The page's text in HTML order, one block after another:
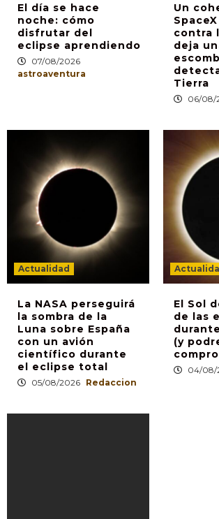
El día se hace
noche: cómo
disfrutar del
eclipse aprendiendo
07/08/2026
astroaventura
Un
contra
deja
Tierra
06/08/
Actualidad
La NASA perseguirá
la sombra de la
Luna sobre España
con un avión
científico durante
el eclipse total
05/08/2026 Redaccion
El Sol
de las
(y
04/08/